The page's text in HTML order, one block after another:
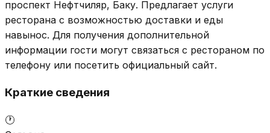
проспект Нефтчиляр, Баку. Предлагает услуги
ресторана с возможностью доставки и еды
навынос. Для получения дополнительной
информации гости могут связаться с рестораном по
телефону или посетить официальный сайт.
Краткие сведения
🕐